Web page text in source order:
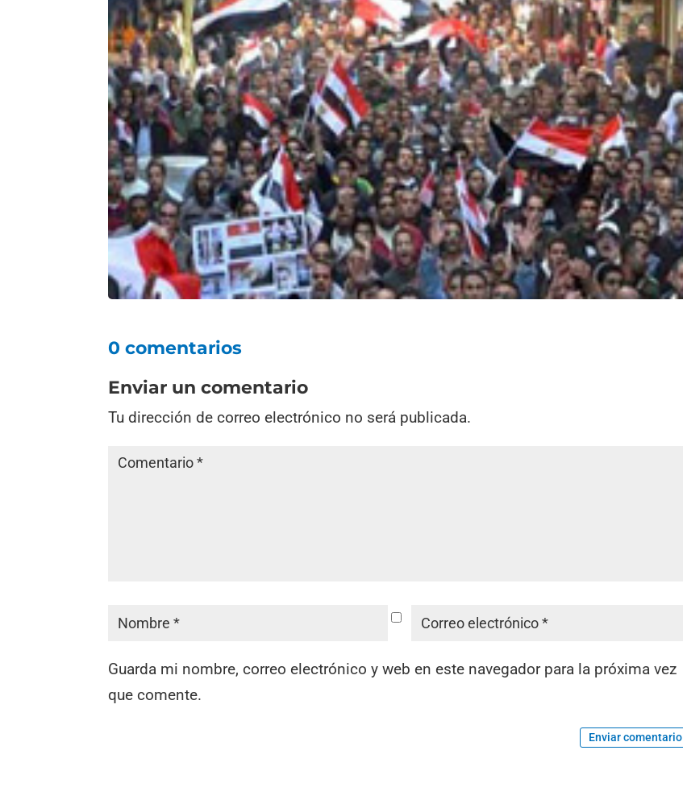
0 comentarios
Enviar un comentario
Tu dirección de correo electrónico no será publicada.
Guarda mi nombre, correo electrónico y web en este navegador para la próxima vez
que comente.
Enviar comentario